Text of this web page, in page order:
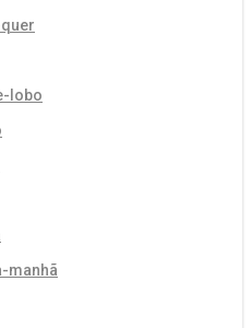
lobo
manhã